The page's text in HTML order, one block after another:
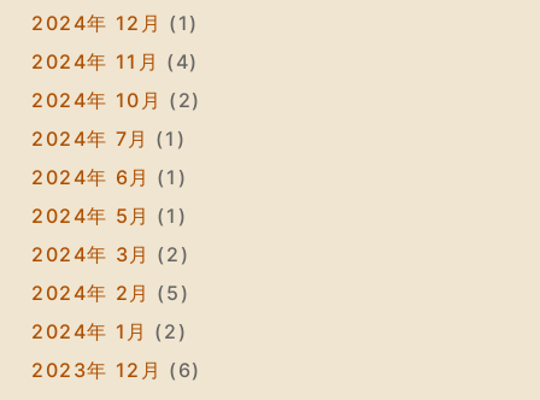
2024年 12月 (1)
2024年 11月 (4)
2024年 10月 (2)
2024年 7月 (1)
2024年 6月 (1)
2024年 5月 (1)
2024年 3月 (2)
2024年 2月 (5)
2024年 1月 (2)
2023年 12月 (6)